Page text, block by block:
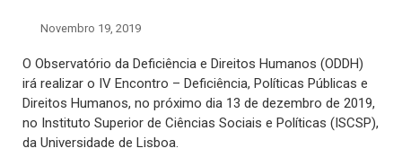
Novembro 19, 2019
O Observatório da Deficiência e Direitos Humanos (ODDH)
irá realizar o IV Encontro – Deficiência, Políticas Públicas e
Direitos Humanos, no próximo dia 13 de dezembro de 2019,
no Instituto Superior de Ciências Sociais e Políticas (ISCSP),
da Universidade de Lisboa.